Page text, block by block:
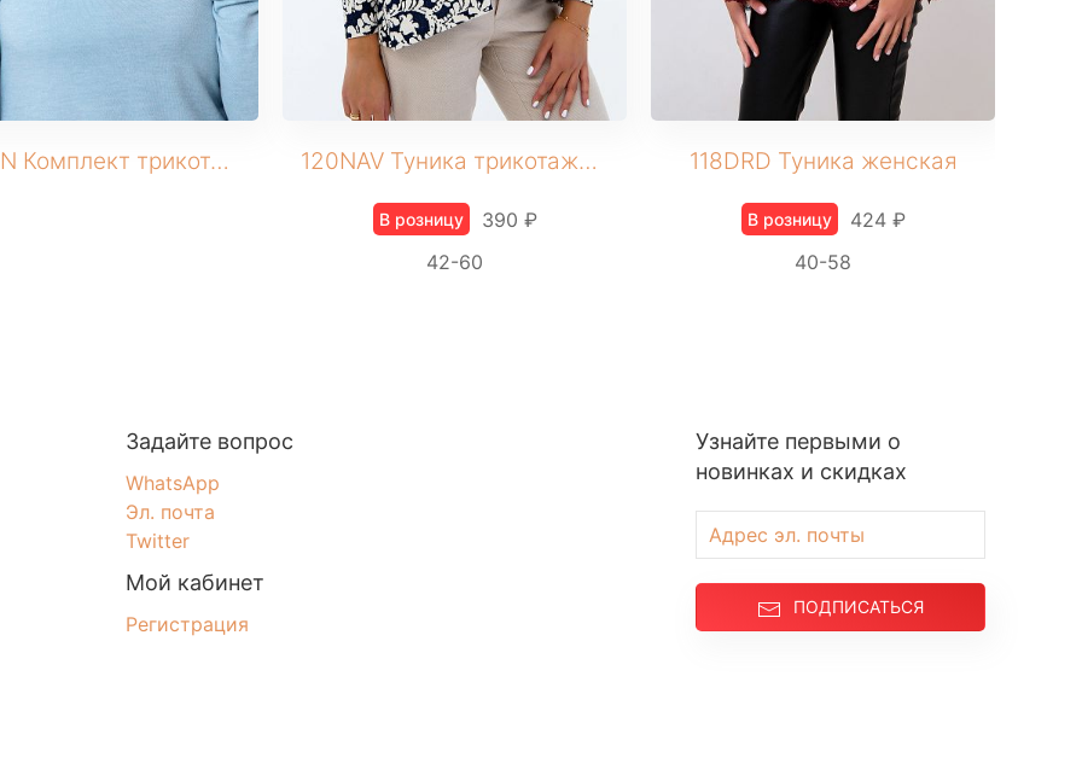
155GRN Комплект трикотажный (Шапка+снуд) 120NAV Туника трикотажная
В розницу
390 ₽
42-60
118DRD Туника женская
В розницу
424 ₽
40-58
Узнайте первыми о
новинках и скидках
ПОДПИСАТЬСЯ
Задайте вопрос
WhatsApp
Эл. почта
Twitter
Мой кабинет
Регистрация